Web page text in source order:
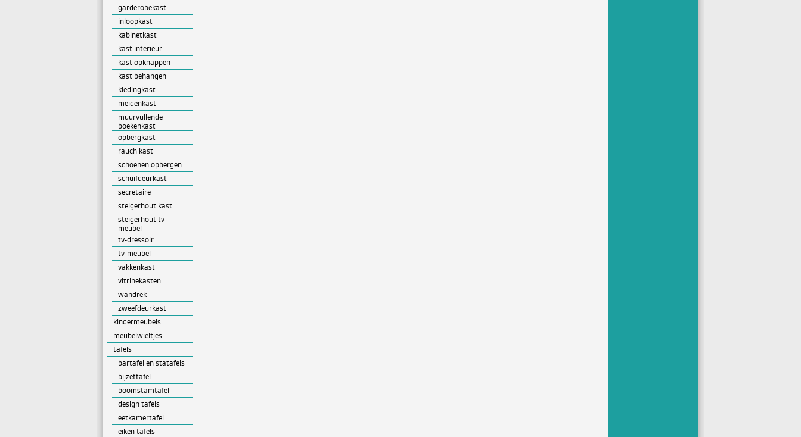
garderobekast
inloopkast
kabinetkast
kast interieur
kast opknappen
kast behangen
kledingkast
meidenkast
muurvullende
boekenkast
opbergkast
rauch kast
schoenen opbergen
schuifdeurkast
secretaire
steigerhout kast
steigerhout tv-
meubel
tv-dressoir
tv-meubel
vakkenkast
vitrinekasten
wandrek
zweefdeurkast
kindermeubels
meubelwieltjes
tafels
bartafel en statafels
bijzettafel
boomstamtafel
design tafels
eetkamertafel
eiken tafels